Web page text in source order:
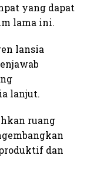
yang dapat
lama ini.
lansia
lanjut.
ruang
dan